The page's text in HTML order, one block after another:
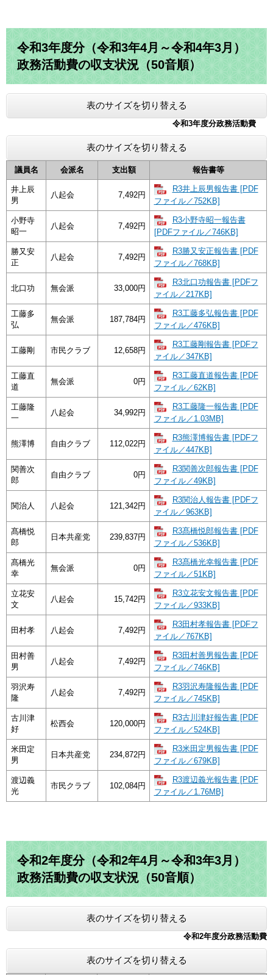
令和3年度分（令和3年4月～令和4年3月）
政務活動費の収支状況（50音順）
表のサイズを切り替える
令和3年度分政務活動費
表のサイズを切り替える
議員名 会派名 支出額 報告書等
井上辰
男
八起会 7,492円
R3井上辰男報告書 [PDF
ファイル／752KB]
小野寺
昭一
八起会 7,492円
R3小野寺昭一報告書
[PDFファイル／746KB]
勝又安
正
八起会 7,492円
R3勝又安正報告書 [PDF
ファイル／768KB]
北口功 無会派 33,000円
R3北口功報告書 [PDFフ
ァイル／217KB]
工藤多
弘
無会派 187,784円
R3工藤多弘報告書 [PDF
ファイル／476KB]
工藤剛 市民クラブ 12,658円
R3工藤剛報告書 [PDFフ
ァイル／347KB]
工藤直
道
無会派 0円
R3工藤直道報告書 [PDF
ファイル／62KB]
工藤隆
一
八起会 34,992円
R3工藤隆一報告書 [PDF
ファイル／1.03MB]
熊澤博 自由クラブ 112,022円
R3熊澤博報告書 [PDFフ
ァイル／447KB]
関善次
郎
自由クラブ 0円
R3関善次郎報告書 [PDF
ファイル／49KB]
関治人 八起会 121,342円
R3関治人報告書 [PDFフ
ァイル／963KB]
髙橋悦
郎
日本共産党 239,837円
R3髙橋悦郎報告書 [PDF
ファイル／536KB]
髙橋光
幸
無会派 0円
R3髙橋光幸報告書 [PDF
ファイル／51KB]
立花安
文
八起会 15,742円
R3立花安文報告書 [PDF
ファイル／933KB]
田村孝 八起会 7,492円
R3田村孝報告書 [PDFフ
ァイル／767KB]
田村善
男
八起会 7,492円
R3田村善男報告書 [PDF
ファイル／746KB]
羽沢寿
隆
八起会 7,492円
R3羽沢寿隆報告書 [PDF
ファイル／745KB]
古川津
好
松西会 120,000円
R3古川津好報告書 [PDF
ファイル／524KB]
米田定
男
日本共産党 234,872円
R3米田定男報告書 [PDF
ファイル／679KB]
渡辺義
光
市民クラブ 102,084円
R3渡辺義光報告書 [PDF
ファイル／1.76MB]
令和2年度分（令和2年4月～令和3年3月）
政務活動費の収支状況（50音順）
表のサイズを切り替える
令和2年度分政務活動費
表のサイズを切り替える